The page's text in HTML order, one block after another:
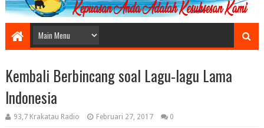
Kembali Berbincang soal Lagu-lagu Lama
Indonesia
93,7 Krakatau Radio Februari 27, 2017 0